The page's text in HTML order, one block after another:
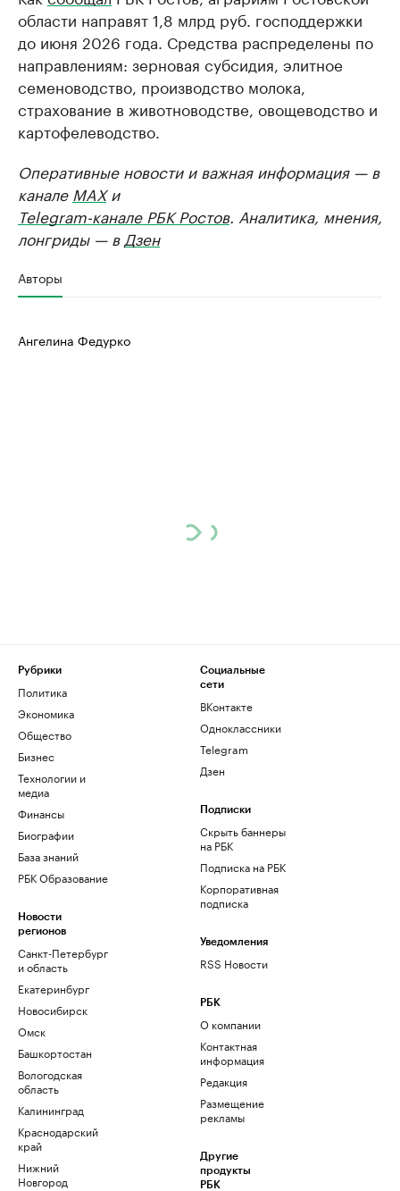
области направят 1,8 млрд руб. господдержки
до июня 2026 года. Средства распределены по
направлениям: зерновая субсидия, элитное
семеноводство, производство молока,
страхование в животноводстве, овощеводство и
картофелеводство.
Оперативные новости и важная информация — в
канале MAXи
Telegram-канале РБК Ростов. Аналитика, мнения,
лонгриды — в Дзен
Авторы
Ангелина Федурко
Рубрики
Политика
Экономика
Общество
Бизнес
Технологии и
медиа
Финансы
Биографии
База знаний
РБК Образование
Новости
регионов
Санкт-Петербург
и область
Екатеринбург
Новосибирск
Омск
Башкортостан
Вологодская
область
Калининград
Краснодарский
край
Нижний
Новгород
Социальные
сети
ВКонтакте
Одноклассники
Telegram
Дзен
Подписки
Скрыть баннеры
на РБК
Подписка на РБК
Корпоративная
подписка
Уведомления
RSS Новости
РБК
О компании
Контактная
информация
Редакция
Размещение
рекламы
Другие
продукты
РБК